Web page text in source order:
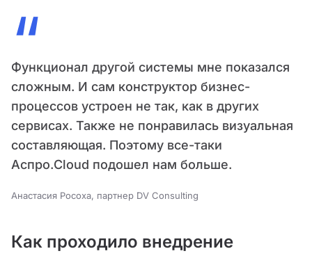
“
Функционал другой системы мне показался
сложным. И сам конструктор бизнес-
процессов устроен не так, как в других
сервисах. Также не понравилась визуальная
составляющая. Поэтому все-таки
Аспро.Cloud подошел нам больше.
Анастасия Росоха, партнер DV Consulting
Как проходило внедрение